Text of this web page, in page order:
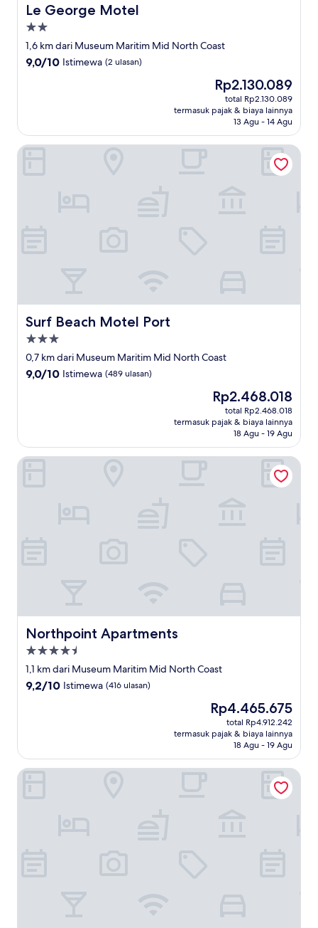
Le George Motel
Le George Motel
Properti
bintang
2.0
1,6 km dari Museum Maritim Mid North Coast
9.0
9,0/10 Istimewa (2 ulasan)
Harga
sekarang
Rp2.130.089
Rp2.130.089
total Rp2.130.089
termasuk pajak & biaya lainnya
13 Agu - 14 Agu
Surf Beach Motel Port
Surf Beach Motel Port
Properti
bintang
3.0
0,7 km dari Museum Maritim Mid North Coast
9.0
9,0/10 Istimewa (489 ulasan)
Harga
sekarang
Rp2.468.018
Rp2.468.018
total Rp2.468.018
termasuk pajak & biaya lainnya
18 Agu - 19 Agu
Surf Beach Motel Port
Northpoint Apartments
Northpoint Apartments
Properti
bintang
4.5
1,1 km dari Museum Maritim Mid North Coast
9.2
9,2/10 Istimewa (416 ulasan)
Harga
sekarang
Rp4.465.675
Rp4.465.675
total Rp4.912.242
termasuk pajak & biaya lainnya
18 Agu - 19 Agu
Northpoint Apartments
El Motor Inn